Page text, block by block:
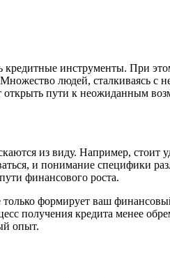
кредитные инструменты. При
людей, сталкиваясь с
открыть пути к неожиданным
из виду. Например, стоит
и понимание специфики
финансового роста.
формирует ваш
получения кредита менее
опыт.